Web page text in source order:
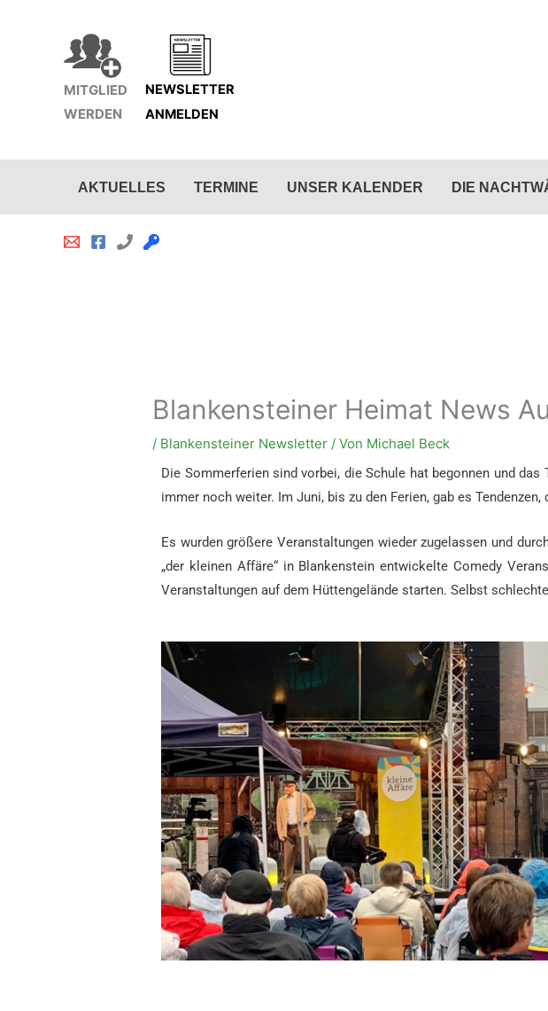
MITGLIED
WERDEN
NEWSLETTER
ANMELDEN
AKTUELLES TERMINE UNSER KALENDER DIE
Blankensteiner Heimat News
/ Blankensteiner Newsletter / Von Michael Beck
Die Sommerferien sind vorbei, die Schule hat begonnen und
immer noch weiter. Im Juni, bis zu den Ferien, gab es
Es wurden größere Veranstaltungen wieder zugelassen und
„der kleinen Affäre“ in Blankenstein entwickelte Comedy
Veranstaltungen auf dem Hüttengelände starten. Selbst